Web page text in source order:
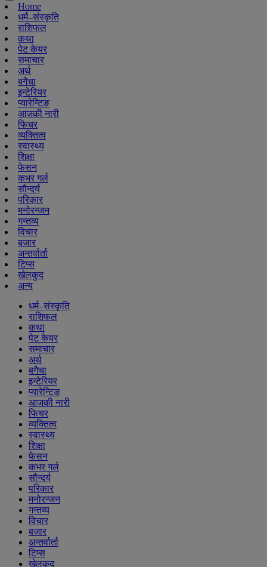
Home
धर्म–संस्कृति
राशिफल
कथा
पेट केयर
समाचार
अर्थ
बगैचा
इन्टेरियर
प्यारेन्टिङ
आजकी नारी
फिचर
व्यक्तित्व
स्वास्थ्य
शिक्षा
फेसन
कभर गर्ल
सौन्दर्य
परिकार
मनोरन्जन
गन्तव्य
विचार
बजार
अन्तर्वार्ता
टिप्स
खेलकुद
अन्य
धर्म–संस्कृति
राशिफल
कथा
पेट केयर
समाचार
अर्थ
बगैचा
इन्टेरियर
प्यारेन्टिङ
आजकी नारी
फिचर
व्यक्तित्व
स्वास्थ्य
शिक्षा
फेसन
कभर गर्ल
सौन्दर्य
परिकार
मनोरन्जन
गन्तव्य
विचार
बजार
अन्तर्वार्ता
टिप्स
खेलकुद